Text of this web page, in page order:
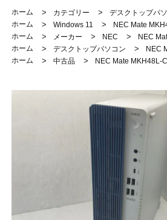
ホーム > カテゴリー > デスクトップパ
ホーム
> Windows 11 >
NEC Mate
ホーム
> メーカー > NEC >
NEC
ホーム
> デスクトップパソコン >
NEC
ホーム
> 中古品 > NEC Mate MKH48L-